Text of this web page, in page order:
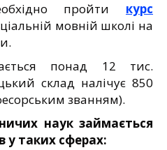
пройти курс
мовній школі на
понад 12 тис.
склад налічує 850
званням).
наук займається
у таких сферах: